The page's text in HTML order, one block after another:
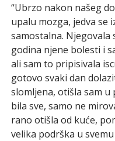
“Ubrzo nakon našeg
upalu mozga, jedva se
samostalna. Njegovala
godina njene bolesti i
ali sam to pripisivala
gotovo svaki dan
slomljena, otišla sam
bila sve, samo ne
rano otišla od kuće,
velika podrška u